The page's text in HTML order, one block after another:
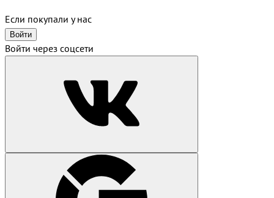
Если покупали у нас
Войти
Войти через соцсети